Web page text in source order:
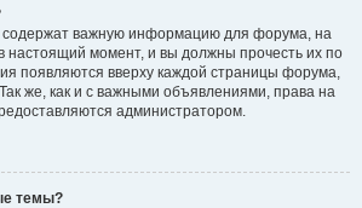
содержат важную информацию для форума, на
настоящий момент, и вы должны прочесть их по
появляются вверху каждой страницы форума,
же, как и с важными объявлениями, права на
администратором.
темы?